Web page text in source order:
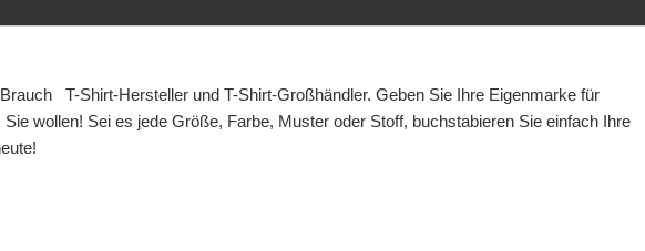
Brauch T-Shirt-Hersteller und T-Shirt-Großhändler. Geben Sie Ihre Eigenmarke für
wollen! Sei es jede Größe, Farbe, Muster oder Stoff, buchstabieren Sie einfach Ihre